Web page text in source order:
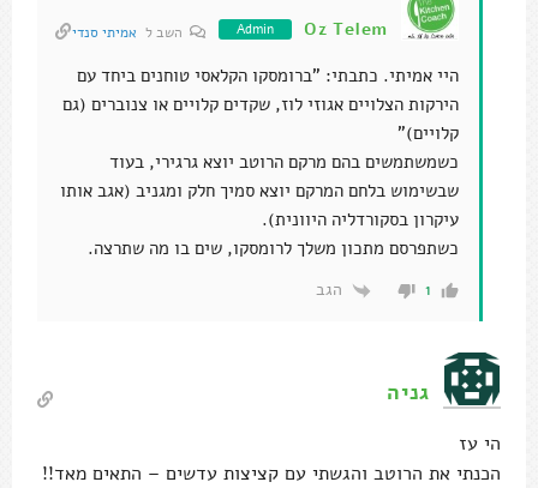
Oz Telem
Admin השב ל אמיתי סנדי
היי אמיתי. כתבתי: "ברומסקו הקלאסי טוחנים ביחד עם
הירקות הצלויים אגוזי לוז, שקדים קלויים או צנוברים (גם
קלויים)"
כשמשתמשים בהם מרקם הרוטב יוצא גרגירי, בעוד
שבשימוש בלחם המרקם יוצא סמיך חלק ומגניב (אגב אותו
עיקרון בסקורדליה היוונית).
כשתפרסם מתכון משלך לרומסקו, שים בו מה שתרצה.
1 הגב
גניה
הי עז
הכנתי את הרוטב והגשתי עם קציצות עדשים – התאים מאד!!